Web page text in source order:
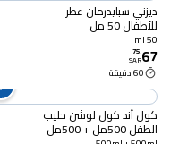
ديزني سبايدرمان عطر
للأطفال 50 مل
50 ml
67
.
75
SAR
60 دقيقة
كول آند كول لوشن حليب
الطفل 500مل + 500مل